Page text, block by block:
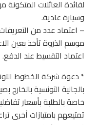
وسيارة عادية.
– اعتماد عدد من
موسم الذروة تأخذ بعين
اعتماد التقسيط عند الدفع.
* دعوة شركة الخطوط
بالجالية التونسية بالخارج
خاصة بالطلبة بأسعار
تمتيعهم بامتيازات أخرى